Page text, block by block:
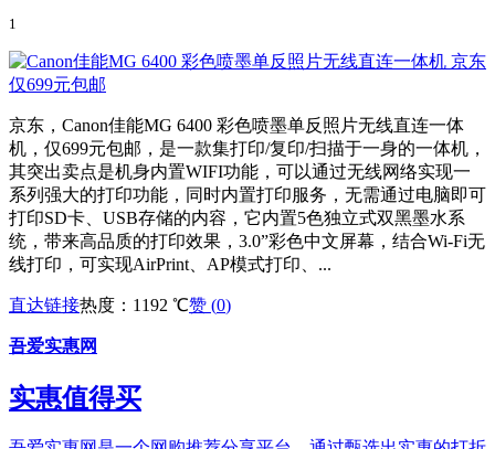
1
京东，Canon佳能MG 6400 彩色喷墨单反照片无线直连一体
机，仅699元包邮，是一款集打印/复印/扫描于一身的一体机，
其突出卖点是机身内置WIFI功能，可以通过无线网络实现一
系列强大的打印功能，同时内置打印服务，无需通过电脑即可
打印SD卡、USB存储的内容，它内置5色独立式双黑墨水系
统，带来高品质的打印效果，3.0”彩色中文屏幕，结合Wi-Fi无
线打印，可实现AirPrint、AP模式打印、...
直达链接热度：1192 ℃赞 (0)
吾爱实惠网
实惠值得买